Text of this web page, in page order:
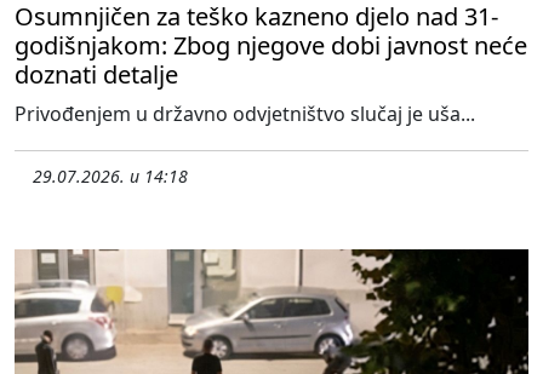
Osumnjičen za teško kazneno djelo nad 31-
godišnjakom: Zbog njegove dobi javnost neće
doznati detalje
Privođenjem u državno odvjetništvo slučaj je uša...
29.07.2026. u 14:18